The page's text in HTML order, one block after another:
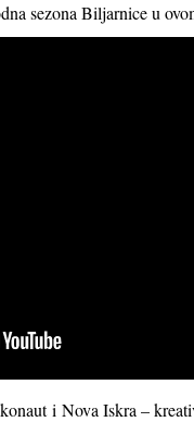
sezona Biljarnice u
i Nova Iskra –